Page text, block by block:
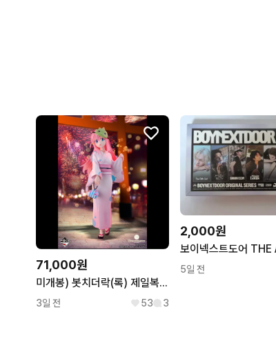
71,000원
미개봉) 봇치더락(록) 제일복권 쿠지 라스트원상 고토 히토리 피규어
3일 전 53 3
2,000원
5일 전